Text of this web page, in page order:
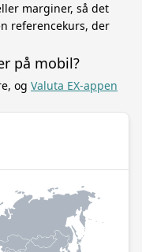
marginer, så det
referencekurs, der
på mobil?
og Valuta EX-appen